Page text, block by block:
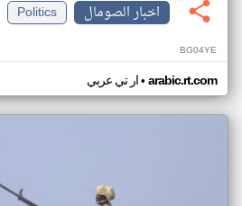
اخبار الصومال
Politics
BG04YE
ار تي عربي• arabic.rt.com